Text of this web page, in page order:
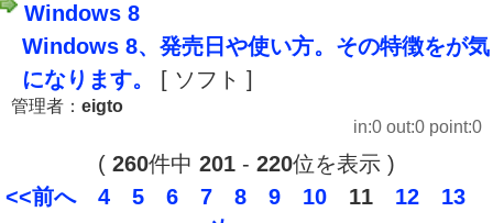
Windows 8
Windows 8、発売日や使い方。その特徴をが気
になります。
[ ソフト ]
管理者： eigto
in:0 out:0 point:0
( 260件中 201 - 220位を表示 )
<<前へ
4 5 6 7 8 9 10 11 12
13